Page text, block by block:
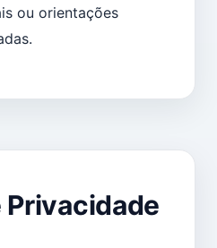
ou orientações
Privacidade